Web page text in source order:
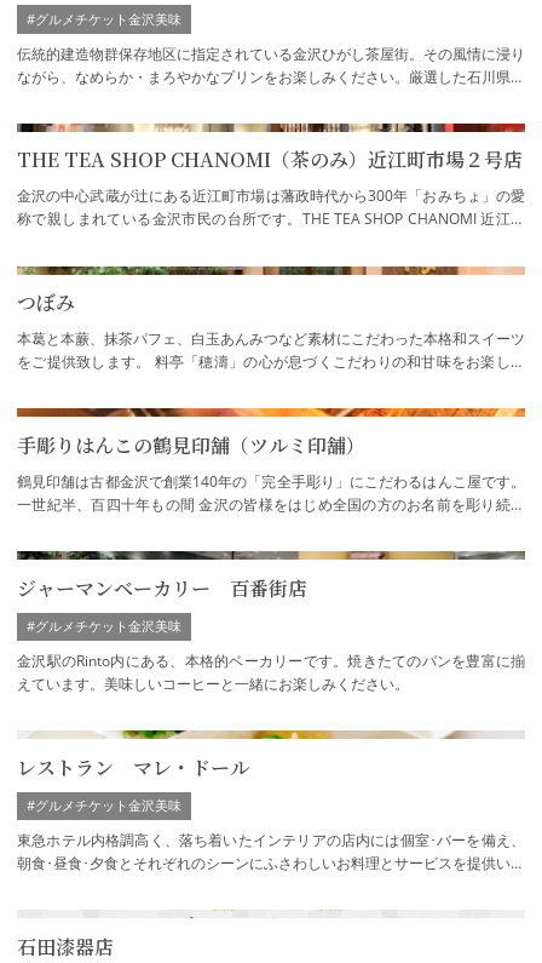
伝統的建造物群保存地区に指定されている金沢ひがし茶屋街。その風情に浸り
ながら、なめらか・まろやかなプリンをお楽しみください。厳選した石川県の
#グルメチケット金沢美味
THE TEA SHOP CHANOMI（茶のみ）近江町市場２号店
金沢の中心武蔵が辻にある近江町市場は藩政時代から300年「おみちょ」の愛
称で親しまれている金沢市民の台所です。THE TEA SHOP CHANOMI 近江町
つぼみ
本葛と本蕨、抹茶パフェ、白玉あんみつなど素材にこだわった本格和スイーツ
をご提供致します。 料亭「穂濤」の心が息づくこだわりの和甘味をお楽しみ
手彫りはんこの鶴見印舗（ツルミ印舗）
鶴見印舗は古都金沢で創業140年の「完全手彫り」にこだわるはんこ屋です。
一世紀半、百四十年もの間 金沢の皆様をはじめ全国の方のお名前を彫り続け
ジャーマンベーカリー 百番街店
金沢駅のRinto内にある、本格的ベーカリーです。焼きたてのパンを豊富に揃
えています。美味しいコーヒーと一緒にお楽しみください。
#グルメチケット金沢美味
レストラン マレ・ドール
東急ホテル内格調高く、落ち着いたインテリアの店内には個室･バーを備え、
朝食･昼食･夕食とそれぞれのシーンにふさわしいお料理とサービスを提供いた
#グルメチケット金沢美味
石田漆器店